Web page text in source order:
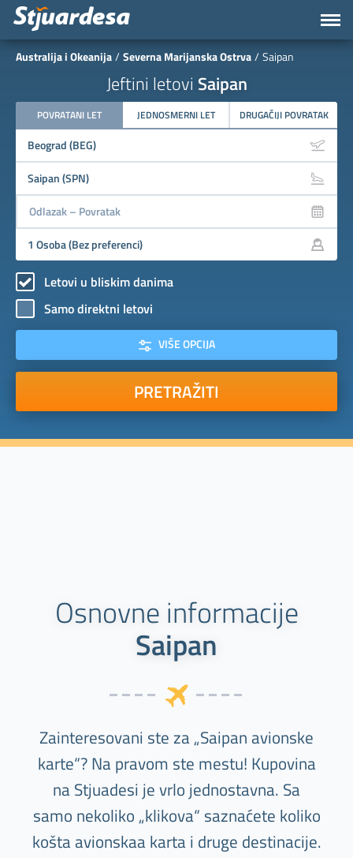
Australija i Okeanija Severna Marijanska Ostrva Saipan
Jeftini letovi Saipan
POVRATANI LET JEDNOSMERNI LET DRUGAČIJI POVRATAK
Letovi u bliskim danima
Samo direktni letovi
VIŠE OPCIJA
PRETRAŽITI
Osnovne informacije
Saipan
Zainteresovani ste za „Saipan avionske
karte“? Na pravom ste mestu! Kupovina
na Stjuadesi je vrlo jednostavna. Sa
samo nekoliko „klikova“ saznaćete koliko
košta avionskaa karta i druge destinacije.